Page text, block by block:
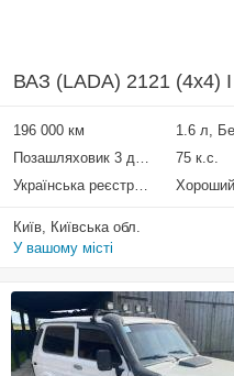
ВАЗ (LADA) 2121 (4x4) I
196 000 км 1.6 л,
Позашляховик 3 двері
75 к.с.
Українська реєстрація
Хороший
Київ, Київська обл.
У вашому місті